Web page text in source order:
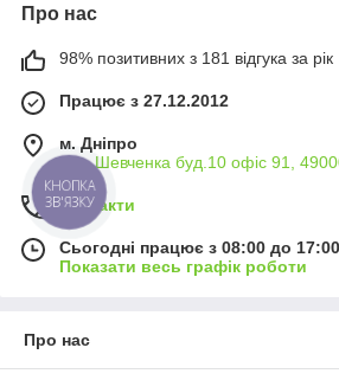
Про нас
98% позитивних з 181 відгука за рік
Працює з 27.12.2012
м. Дніпро
вул. Шевченка буд.10 офіс 91,
Контакти
Сьогодні працює з 08:00 до 17:00
Показати весь графік роботи
Про нас
КНОПКА
ЗВ'ЯЗКУ